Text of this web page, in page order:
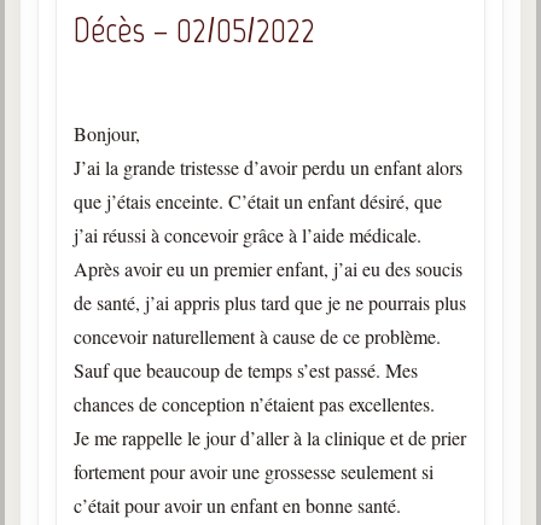
Décès – 02/05/2022
Bonjour,
J’ai la grande tristesse d’avoir perdu un enfant alors
que j’étais enceinte. C’était un enfant désiré, que
j’ai réussi à concevoir grâce à l’aide médicale.
Après avoir eu un premier enfant, j’ai eu des soucis
de santé, j’ai appris plus tard que je ne pourrais plus
concevoir naturellement à cause de ce problème.
Sauf que beaucoup de temps s’est passé. Mes
chances de conception n’étaient pas excellentes.
Je me rappelle le jour d’aller à la clinique et de prier
fortement pour avoir une grossesse seulement si
c’était pour avoir un enfant en bonne santé.